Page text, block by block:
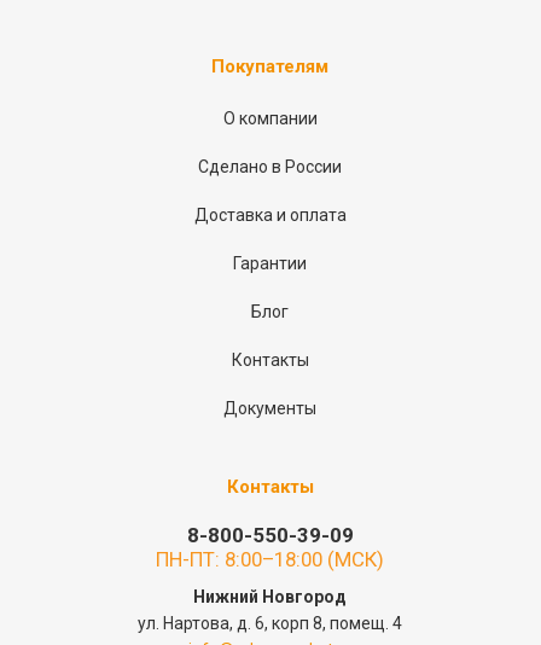
Покупателям
О компании
Сделано в России
Доставка и оплата
Гарантии
Блог
Контакты
Документы
Контакты
8-800-550-39-09
ПН-ПТ: 8:00–18:00 (МСК)
Нижний Новгород
ул. Нартова, д. 6, корп 8, помещ. 4